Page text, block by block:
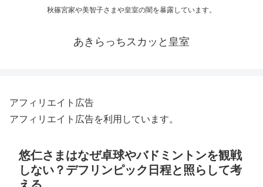
秋篠宮家や美智子さまや皇室の闇を暴露しています。
あきらっちスカッと皇室
アフィリエイト広告
アフィリエイト広告を利用しています。
悠仁さまはなぜ卓球やバドミントンを観戦
しない？デフリンピック日程と照らして考